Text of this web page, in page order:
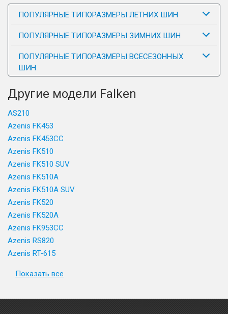
ПОПУЛЯРНЫЕ ТИПОРАЗМЕРЫ ЛЕТНИХ ШИН
ПОПУЛЯРНЫЕ ТИПОРАЗМЕРЫ ЗИМНИХ ШИН
ПОПУЛЯРНЫЕ ТИПОРАЗМЕРЫ ВСЕСЕЗОННЫХ
ШИН
Другие модели Falken
AS210
Azenis FK453
Azenis FK453CC
Azenis FK510
Azenis FK510 SUV
Azenis FK510A
Azenis FK510A SUV
Azenis FK520
Azenis FK520A
Azenis FK953CC
Azenis RS820
Azenis RT-615
Показать все